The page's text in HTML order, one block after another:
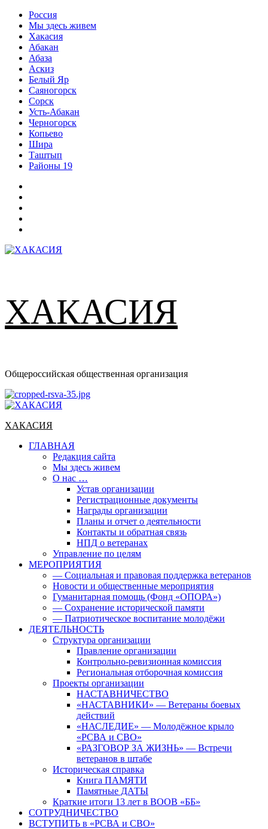
Перейти
содержимому
Россия
Мы здесь живем
Хакасия
Абакан
Абаза
Аскиз
Белый Яр
Саяногорск
Сорск
Усть-Абакан
Черногорск
Копьево
Шира
Таштып
Районы 19
ХАКАСИЯ
Общероссийская общественная организация
Основное
ХАКАСИЯ
ГЛАВНАЯ
Редакция сайта
Мы здесь живем
О нас …
Устав организации
Регистрационные документы
Награды организации
Планы и отчет о деятельности
Контакты и обратная связь
НПД о ветеранах
Управление по целям
МЕРОПРИЯТИЯ
— Социальная и правовая поддержка ветеранов
Новости и общественные мероприятия
Гуманитарная помощь (Фонд «ОПОРА»)
— Сохранение исторической памяти
— Патриотическое воспитание молодёжи
ДЕЯТЕЛЬНОСТЬ
Структура организации
Правление организации
Контрольно-ревизионная комиссия
Региональная отборочная комиссия
Проекты организации
НАСТАВНИЧЕСТВО
«НАСТАВНИКИ» — Ветераны боевых
действий
«НАСЛЕДИЕ» — Молодёжное крыло
«РСВА и СВО»
«РАЗГОВОР ЗА ЖИЗНЬ» — Встречи
ветеранов в штабе
Историческая справка
Книга ПАМЯТИ
Памятные ДАТЫ
Краткие итоги 13 лет в ВООВ «ББ»
СОТРУДНИЧЕСТВО
ВСТУПИТЬ в «РСВА и СВО»